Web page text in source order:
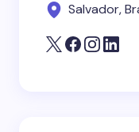
Salvador,